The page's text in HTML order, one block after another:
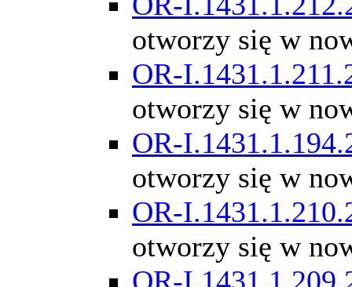
otworzy się w
OR-
otworzy się w
OR-
otworzy się w
OR-
otworzy się w